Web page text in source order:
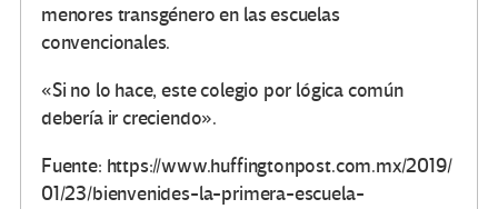
menores transgénero en las escuelas
convencionales.
«Si no lo hace, este colegio por lógica común
debería ir creciendo».
Fuente: https://www.huffingtonpost.com.mx/2019/
01/23/bienvenides-la-primera-escuela-